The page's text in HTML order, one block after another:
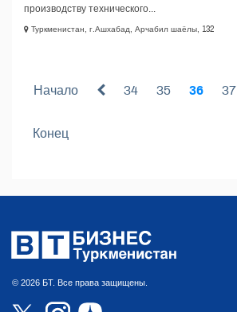
производству технического...
Туркменистан, г.Ашхабад, Арчабил шаёлы, 132
Начало 34 35 36 37
Конец
© 2026 БТ. Все права защищены.